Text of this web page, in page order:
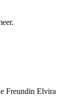
Freundin Elvira